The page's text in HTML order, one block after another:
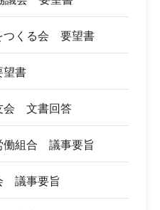
つくる会 要望書
書
会 文書回答
組合 議事要旨
議事要旨